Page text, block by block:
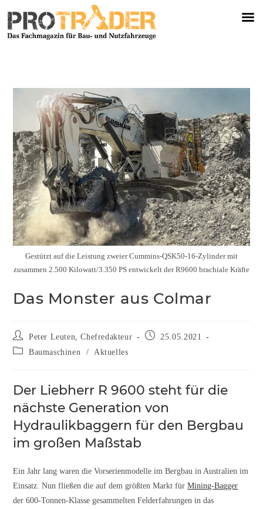
Gestützt auf die Leistung zweier Cummins-QSK50-16-Zylinder mit
zusammen 2.500 Kilowatt/3.350 PS entwickelt der R9600 brachiale Kräfte
Das Monster aus Colmar
Peter Leuten, Chefredakteur
25.05.2021
Baumaschinen
/ Aktuelles
Der Liebherr R 9600 steht für die
nächste Generation von
Hydraulikbaggern für den Bergbau
im großen Maßstab
Ein Jahr lang waren die Vorserienmodelle im Bergbau in Aus­­tralien im
Einsatz. Nun fließen die auf dem größten Markt fürMining-Bagger
der 600-Tonnen-Klasse gesammelten Felder­fahrungen in das